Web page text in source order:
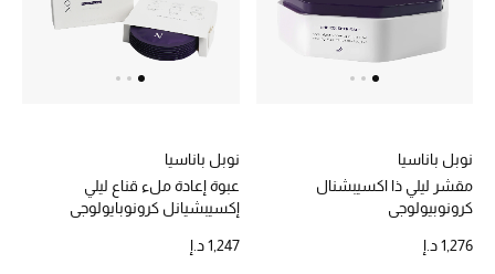
تسوقوا الآن
ما وصلنا حديثاً
الموسم الجديد
نوبل باناسيا
مقشر ليلي ذا اكسيبشنال
كرونوبيولوجي
1,276 د.إ
نوبل باناسيا
عبوة إعادة ملء قناع ليلي
إكسيبشيانل كرونوبايولوجي
1,247 د.إ